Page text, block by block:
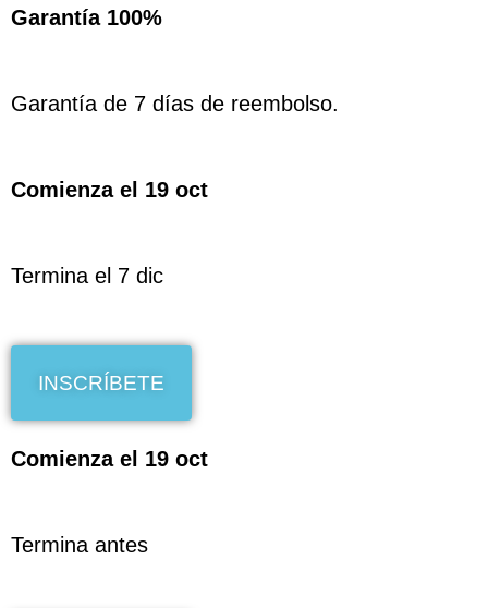
Garantía 100%
Garantía de 7 días de reembolso.
Comienza el 19 oct
Termina el 7 dic
INSCRÍBETE
Comienza el 19 oct
Termina antes